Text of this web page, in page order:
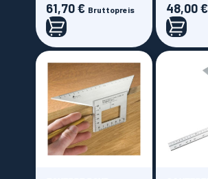
Price
0,00 € - 405,00 €
Preis
61,70 € Bruttopreis Preis
48,00 €